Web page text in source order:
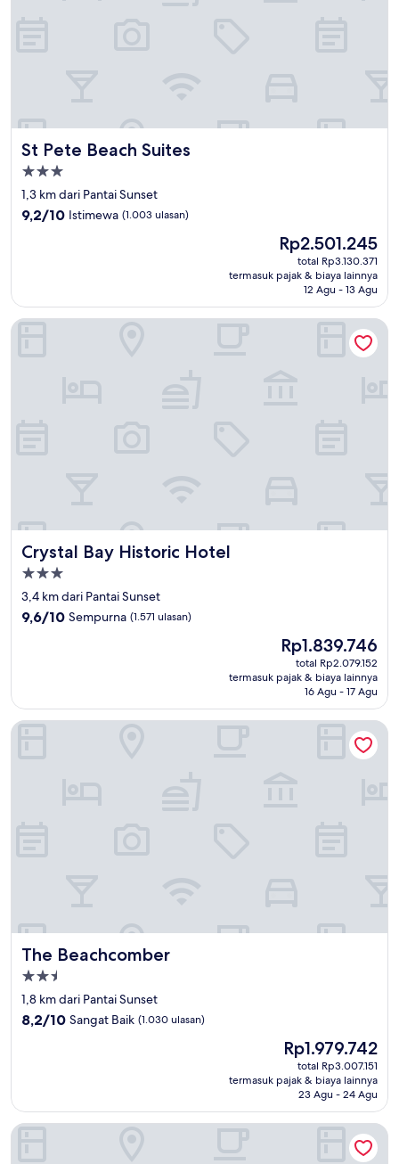
St Pete Beach Suites
St Pete Beach Suites
Properti
bintang
3.0
1,3 km dari Pantai Sunset
9.2
9,2/10 Istimewa (1.003 ulasan)
Harga
sekarang
Rp2.501.245
Rp2.501.245
total Rp3.130.371
termasuk pajak & biaya lainnya
12 Agu - 13 Agu
Crystal Bay Historic Hotel
Crystal Bay Historic Hotel
Properti
bintang
3.0
3,4 km dari Pantai Sunset
9.6
9,6/10 Sempurna (1.571 ulasan)
Harga
sekarang
Rp1.839.746
Rp1.839.746
total Rp2.079.152
termasuk pajak & biaya lainnya
16 Agu - 17 Agu
Crystal Bay Historic Hotel
The Beachcomber
The Beachcomber
Properti
bintang
2.5
1,8 km dari Pantai Sunset
8.2
ulasan)
8,2/10 Sangat Baik (1.030 ulasan)
Harga
sekarang
Rp1.979.742
Rp1.979.742
total Rp3.007.151
termasuk pajak & biaya lainnya
23 Agu - 24 Agu
The Beachcomber
Plaza Beach Hotel Beachfront Resort